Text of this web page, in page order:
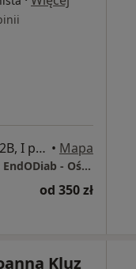
Legnica, ul.Batalionu "Zośka" 15/2B, I piętro, róg Pileckiego, Legnica • Mapa
Prywatny Gabinet Diabetologiczny - EndODiab - Ośrodek Leczenia Cukrzycy, Otyłości i Chorób Endokrynnych
od 350 zł
Kluz